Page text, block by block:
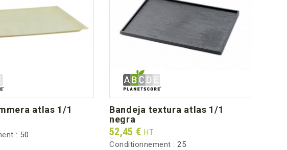
atlas 1/1
: 50
bandeja textura atlas 1/1
negra
Prix
52,45 € HT
Conditionnement : 25